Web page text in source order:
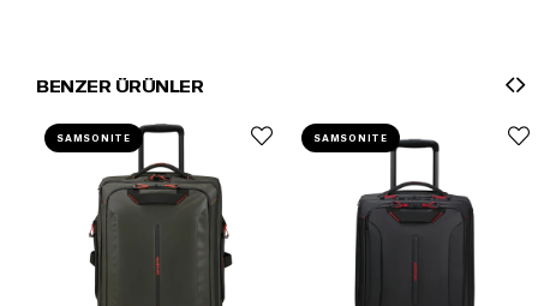
BENZER ÜRÜNLER
SAMSONITE SAMSONITE